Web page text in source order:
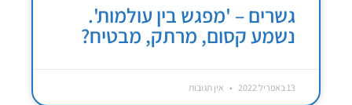
גשרים – 'מפגש בין עולמות'.
נשמע קסום, מרתק, מבטיח?
13 באפריל 2022 אין תגובות